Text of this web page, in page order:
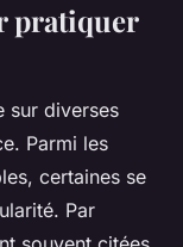
pratiquer
sur diverses
Parmi les
certaines se
Par